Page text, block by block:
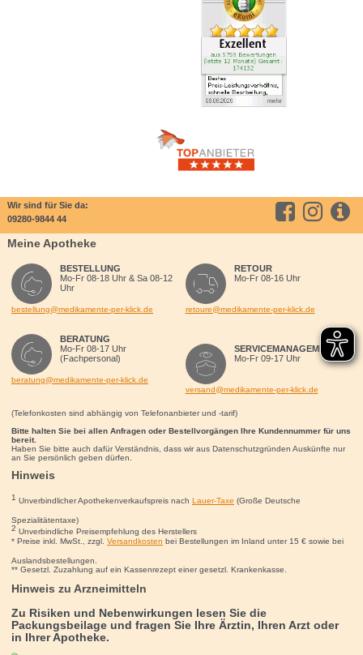
Wir sind für Sie da:
09280-9844 44
Meine Apotheke
BESTELLUNG
Mo-Fr 08-18 Uhr & Sa 08-12
Uhr
bestellung@medikamente-per-klick.de
BERATUNG
Mo-Fr 08-17 Uhr
(Fachpersonal)
beratung@medikamente-per-klick.de
RETOUR
Mo-Fr 08-16 Uhr
retoure@medikamente-per-klick.de
SERVICEMANAGEMENT
Mo-Fr 09-17 Uhr
versand@medikamente-per-klick.de
(Telefonkosten sind abhängig von Telefonanbieter und -tarif)
Bitte halten Sie bei allen Anfragen oder Bestellvorgängen Ihre Kundennummer für uns
bereit.
Haben Sie bitte auch dafür Verständnis, dass wir aus Datenschutzgründen Auskünfte nur
an Sie persönlich geben dürfen.
Hinweis
1 Unverbindlicher Apothekenverkaufspreis nach Lauer-Taxe (Große Deutsche
Spezialitätentaxe)
2 Unverbindliche Preisempfehlung des Herstellers
* Preise inkl. MwSt., zzgl. Versandkosten bei Bestellungen im Inland unter 15 €sowie bei
Auslandsbestellungen.
** Gesetzl. Zuzahlung auf ein Kassenrezept einer gesetzl. Krankenkasse.
Hinweis zu Arzneimitteln
Zu Risiken und Nebenwirkungen lesen Sie die
Packungsbeilage und fragen Sie Ihre Ärztin, Ihren Arzt oder
in Ihrer Apotheke.